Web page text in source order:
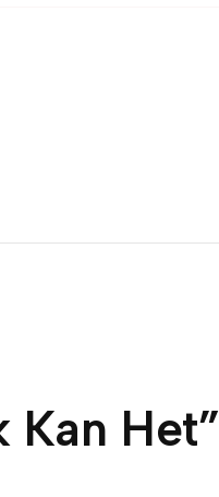
Kan Het”